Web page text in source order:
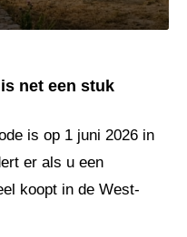
net een stuk
is op 1 juni 2026 in
er als u een
koopt in de West-